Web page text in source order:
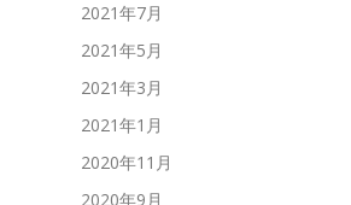
2021年7月
2021年5月
2021年3月
2021年1月
2020年11月
2020年9月